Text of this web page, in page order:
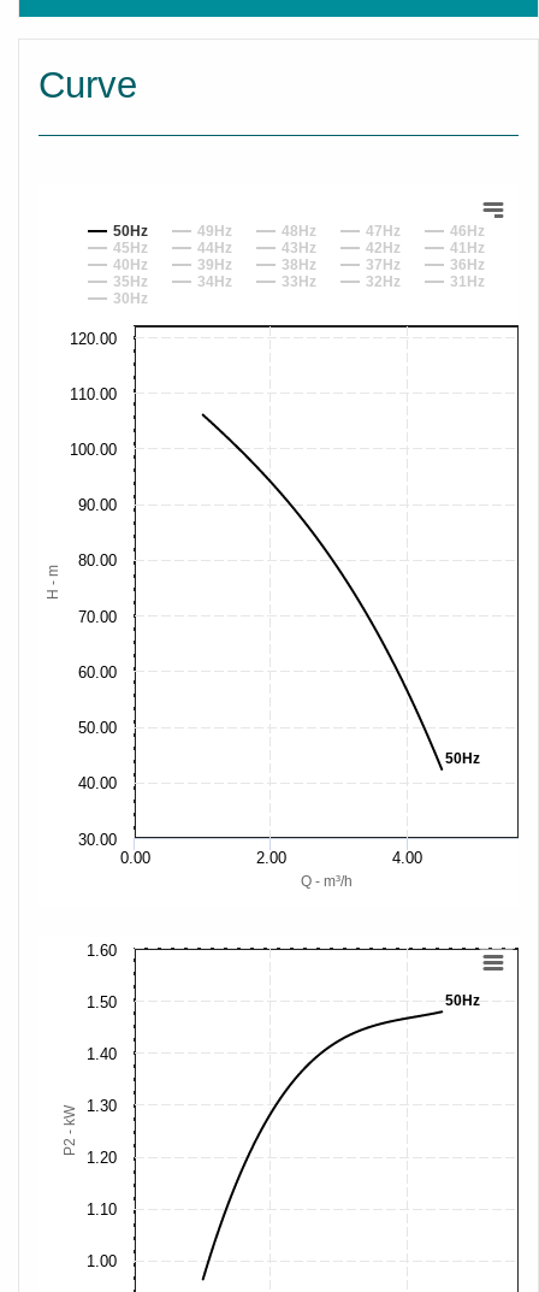
Curve
Q - m³/h
H - m
50Hz
50Hz 49Hz 48Hz 47Hz
46Hz
45Hz
44Hz 43Hz 42Hz
41Hz
40Hz
39Hz 38Hz 37Hz
36Hz
35Hz
34Hz 33Hz 32Hz
31Hz
30Hz
0.00 2.00 4.00
30.00
40.00
50.00
60.00
70.00
80.00
90.00
100.00
110.00
120.00
P2 - kW
50Hz
1.00
1.10
1.20
1.30
1.40
1.50
1.60